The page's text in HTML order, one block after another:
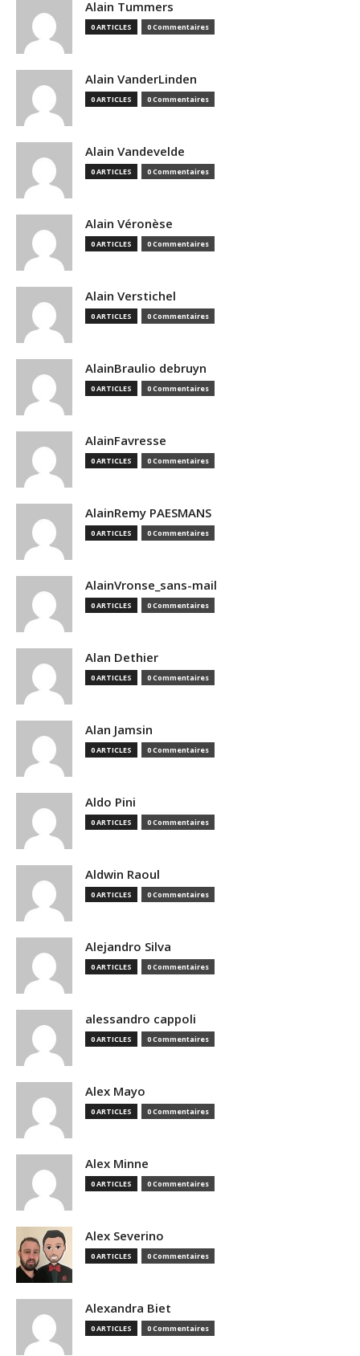
Alain Tummers
0 ARTICLES 0 Commentaires
Alain VanderLinden
0 ARTICLES 0 Commentaires
Alain Vandevelde
0 ARTICLES 0 Commentaires
Alain Véronèse
0 ARTICLES 0 Commentaires
Alain Verstichel
0 ARTICLES 0 Commentaires
AlainBraulio debruyn
0 ARTICLES 0 Commentaires
AlainFavresse
0 ARTICLES 0 Commentaires
AlainRemy PAESMANS
0 ARTICLES 0 Commentaires
AlainVronse_sans-mail
0 ARTICLES 0 Commentaires
Alan Dethier
0 ARTICLES 0 Commentaires
Alan Jamsin
0 ARTICLES 0 Commentaires
Aldo Pini
0 ARTICLES 0 Commentaires
Aldwin Raoul
0 ARTICLES 0 Commentaires
Alejandro Silva
0 ARTICLES 0 Commentaires
alessandro cappoli
0 ARTICLES 0 Commentaires
Alex Mayo
0 ARTICLES 0 Commentaires
Alex Minne
0 ARTICLES 0 Commentaires
Alex Severino
0 ARTICLES 0 Commentaires
Alexandra Biet
0 ARTICLES 0 Commentaires